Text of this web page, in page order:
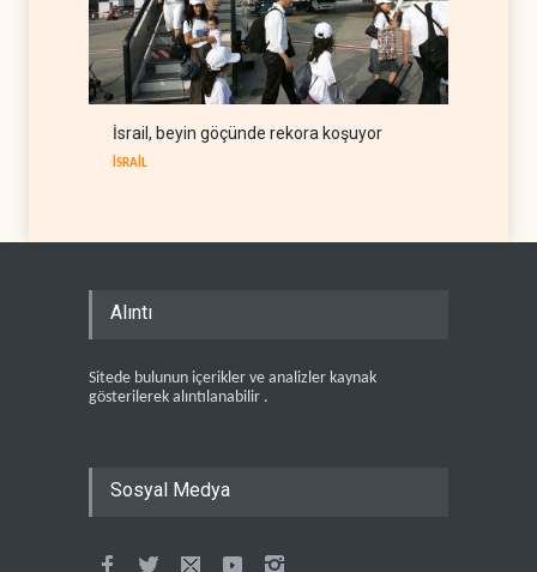
İsrail, beyin göçünde rekora koşuyor
İSRAİL
Alıntı
Sitede bulunun içerikler ve analizler kaynak
gösterilerek alıntılanabilir .
Sosyal Medya